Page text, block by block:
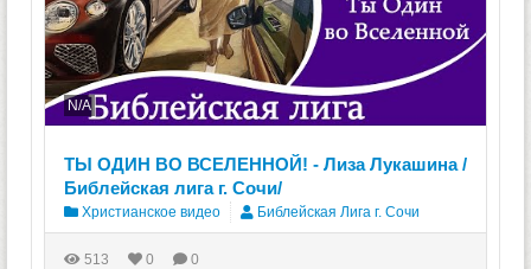
N/A
ТЫ ОДИН ВО ВСЕЛЕННОЙ! - Лиза Лукашина /
Библейская лига г. Сочи/
Христианское видео Библейская Лига г. Сочи
513 0 0